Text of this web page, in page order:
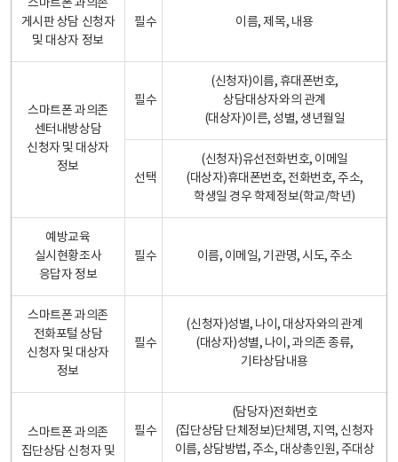
스마트폰 과의존
게시판 상담 신청자
및 대상자 정보
필수 이름, 제목, 내용
스마트폰 과의존
센터내방상담
신청자 및 대상자
정보
필수
(신청자)이름, 휴대폰번호,
상담대상자와의 관계
(대상자)이른, 성별, 생년월일
선택
(신청자)유선전화번호, 이메일
(대상자)휴대폰번호, 전화번호, 주소,
학생일 경우 학제정보(학교/학년)
예방교육
실시현황조사
응답자 정보
필수 이름, 이메일, 기관명, 시도, 주소
스마트폰 과의존
전화포털 상담
신청자 및 대상자
정보
필수
(신청자)성별, 나이, 대상자와의 관계
(대상자)성별, 나이, 과의존 종류,
기타상담내용
스마트폰 과의존
집단상담 신청자 및
필수
(담당자)전화번호
(집단상담 단체정보)단체명, 지역, 신청자
이름, 상담방법, 주소, 대상총인원, 주대상